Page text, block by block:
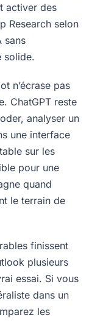
activer des
Research selon
sans
solide.
n’écrase pas
ChatGPT reste
analyser un
une interface
sur les
pour une
quand
le terrain de
finissent
plusieurs
essai. Si vous
dans un
les